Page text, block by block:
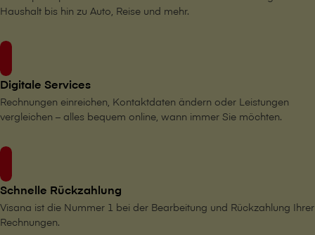
Haushalt bis hin zu Auto, Reise und mehr.
Digitale Services
Rechnungen einreichen, Kontaktdaten ändern oder Leistungen
vergleichen – alles bequem online, wann immer Sie möchten.
Schnelle Rückzahlung
V⁠i⁠s⁠a⁠n⁠a ist die Nummer 1 bei der Bearbeitung und Rückzahlung Ihrer
Rechnungen.